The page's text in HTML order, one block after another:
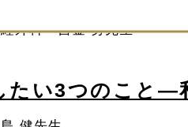
経外科 吉金 努先生
たい3つのこと